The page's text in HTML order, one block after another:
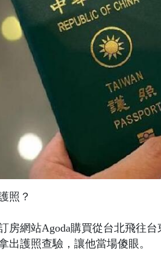
照？
房網站Agoda購買從台北飛往
出護照查驗，讓他當場傻眼。